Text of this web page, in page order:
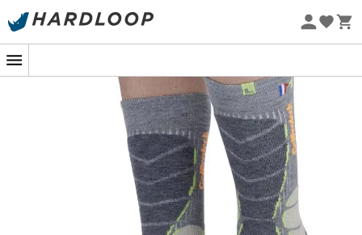
-5% Extra - Kode Summer5
Beskyttelse af hallux valgus takket være en lomme,
Anatomisk konstruktion venstre/højre fod
Forstærkede hæle og tæer
Ergonomisk sål i 80% merinould
Forstærkninger til beskyttelse af skinneben, vrist,
indre hælben, ankel og akillessene
Anatomisk konstruktion venstre/højre fod
Forstærkede hæle og tæer i Friction Free for at